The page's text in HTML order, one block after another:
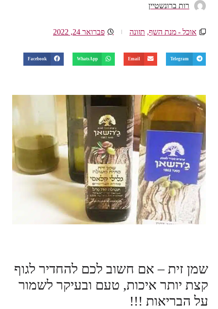
רות ברונשטיין
אוכל - מנת השף, תזונה פברואר 24, 2022
Telegram
Email
WhatsApp
Facebook
שמן זית – אם חשוב לכם להחדיר לגוף
קצת יותר איכות, טעם ובעיקר לשמור
על הבריאות !!!